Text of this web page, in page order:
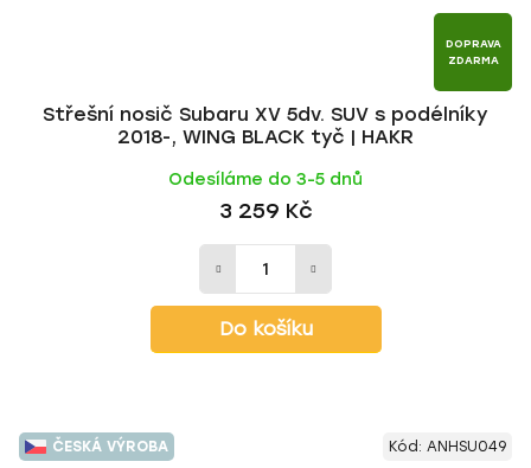
DOPRAVA
ZDARMA
Střešní nosič Subaru XV 5dv. SUV s podélníky
2018-, WING BLACK tyč | HAKR
Odesíláme do 3-5 dnů
3 259 Kč
Do košíku
ČESKÁ VÝROBA Kód: ANHSU049